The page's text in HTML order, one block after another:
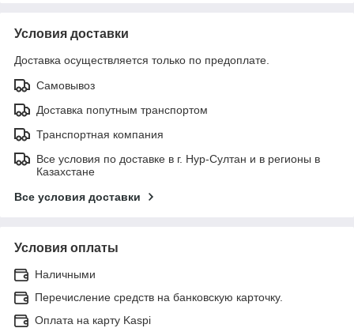
Условия доставки
Доставка осуществляется только по предоплате.
Самовывоз
Доставка попутным транспортом
Транспортная компания
Все условия по доставке в г. Нур-Султан и в регионы в
Казахстане
Все условия доставки
Условия оплаты
Наличными
Перечисление средств на банковскую карточку.
Оплата на карту Kaspi